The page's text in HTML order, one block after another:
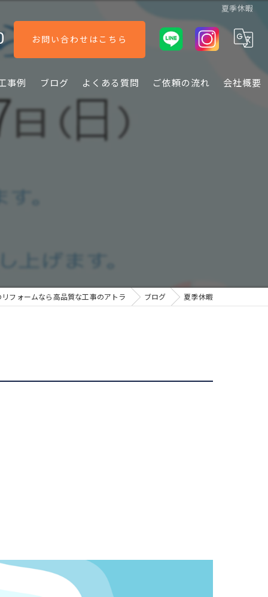
夏季休暇
お問い合わせはこちら
事例 ブログ よくある質問 ご依頼の流れ 会社概要
フォームなら高品質な工事のアトラ ブログ 夏季休暇